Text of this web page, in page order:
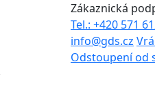
Zákaznická
Tel.: +420 571
info@gds.cz
Odstoupení od